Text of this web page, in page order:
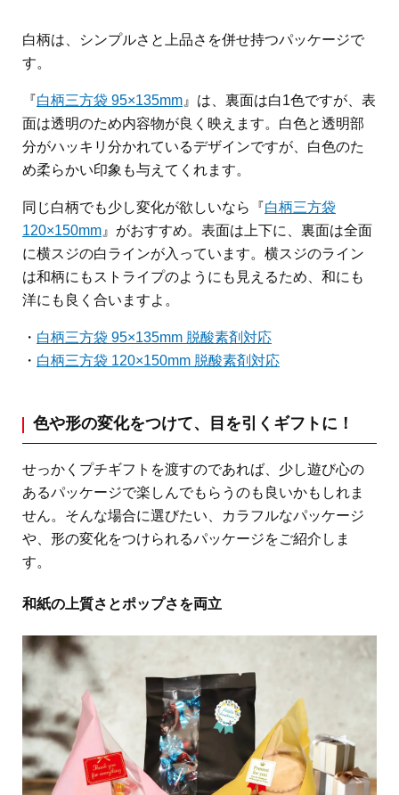
白柄は、シンプルさと上品さを併せ持つパッケージで
す。
『白柄三方袋 95×135mm 』は、裏面は白1色ですが、表
面は透明のため内容物が良く映えます。白色と透明部
分がハッキリ分かれているデザインですが、白色のた
め柔らかい印象も与えてくれます。
同じ白柄でも少し変化が欲しいなら『白柄三方袋
120×150mm 』がおすすめ。表面は上下に、裏面は全面
に横スジの白ラインが入っています。横スジのライン
は和柄にもストライプのようにも見えるため、和にも
洋にも良く合いますよ。
・ 白柄三方袋 95×135mm 脱酸素剤対応
・ 白柄三方袋 120×150mm 脱酸素剤対応
色や形の変化をつけて、目を引くギフトに！
せっかくプチギフトを渡すのであれば、少し遊び心の
あるパッケージで楽しんでもらうのも良いかもしれま
せん。そんな場合に選びたい、カラフルなパッケージ
や、形の変化をつけられるパッケージをご紹介しま
す。
和紙の上質さとポップさを両立